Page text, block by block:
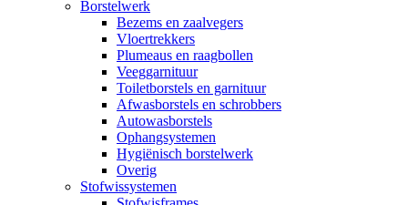
Borstelwerk
Bezems en zaalvegers
Vloertrekkers
Plumeaus en raagbollen
Veeggarnituur
Toiletborstels en garnituur
Afwasborstels en schrobbers
Autowasborstels
Ophangsystemen
Hygiënisch borstelwerk
Overig
Stofwissystemen